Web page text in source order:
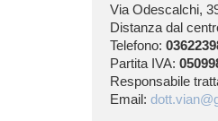
Via Odescalchi,
Distanza dal
Telefono:
Partita IVA:
Responsabile
Email: